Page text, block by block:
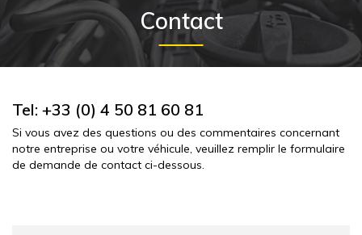
Contact
Tel: +33 (0) 4 50 81 60 81
Si vous avez des questions ou des commentaires concernant
notre entreprise ou votre véhicule, veuillez remplir le formulaire
de demande de contact ci-dessous.